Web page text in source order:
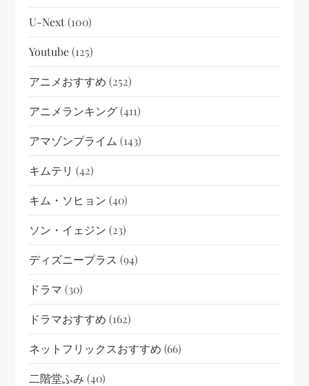
U-Next(100)
Youtube(125)
アニメおすすめ (252)
アニメランキング(411)
アマゾンプライム (143)
キムテリ (42)
キム・ソヒョン (40)
ソン・イェジン (23)
ディズニープラス (94)
ドラマ (30)
ドラマおすすめ (162)
ネットフリックスおすすめ (66)
二階堂ふみ (40)